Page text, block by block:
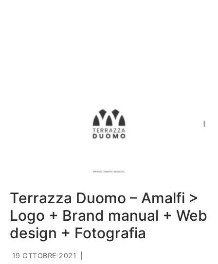
Terrazza Duomo – Amalfi >
Logo + Brand manual + Web
design + Fotografia
19 OTTOBRE 2021